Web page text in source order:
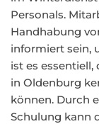
Personals.
Handhabung
informiert sein,
ist es
in Oldenburg
können. Durch
Schulung kann